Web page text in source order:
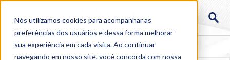
Nós utilizamos cookies para acompanhar as
preferências dos usuários e dessa forma melhorar
sua experiência em cada visita. Ao continuar
navegando em nosso site, você concorda com nossa